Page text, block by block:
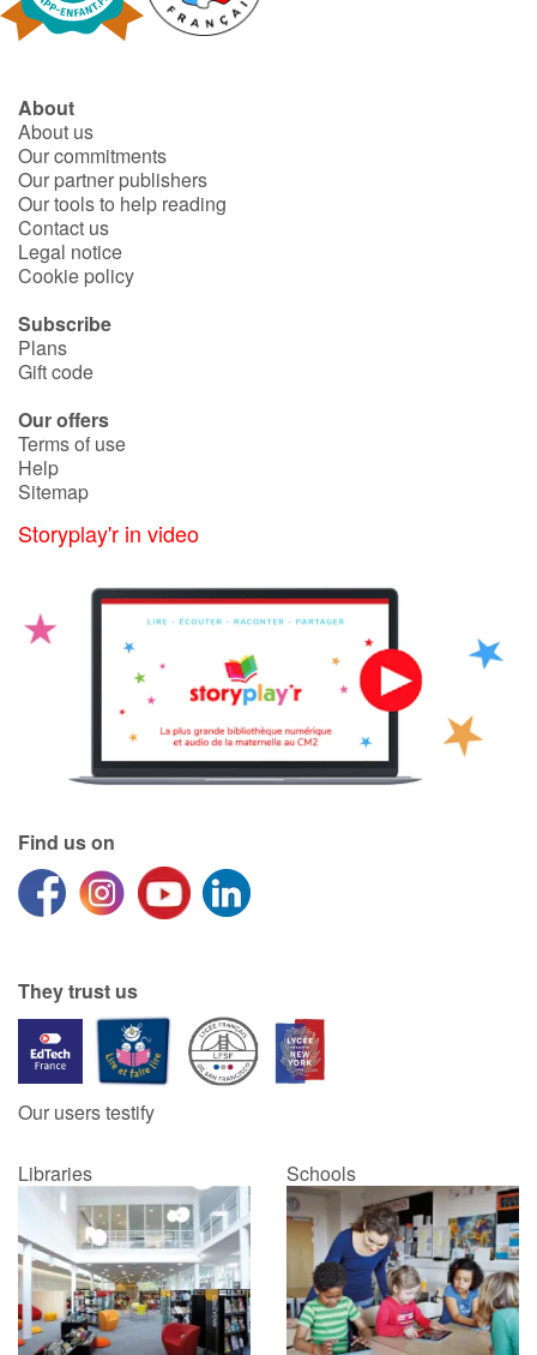
About
About us
Our commitments
Our partner publishers
Our tools to help reading
Contact us
Legal notice
Cookie policy
Subscribe
Plans
Gift code
Our offers
Terms of use
Help
Sitemap
Storyplay'r in video
Find us on
They trust us
Our users testify
Libraries Schools